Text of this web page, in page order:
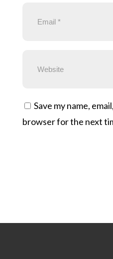
Save my name,
browser for the next